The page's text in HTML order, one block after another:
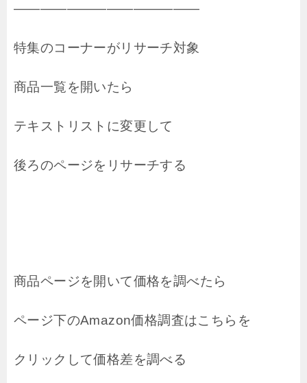
――――――――――――――
特集のコーナーがリサーチ対象
商品一覧を開いたら
テキストリストに変更して
後ろのページをリサーチする
商品ページを開いて価格を調べたら
ページ下のAmazon価格調査はこちらを
クリックして価格差を調べる